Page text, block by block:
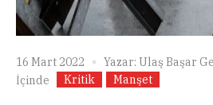
16 Mart 2022 Yazar: Ulaş Başar
İçinde
Kritik Manşet